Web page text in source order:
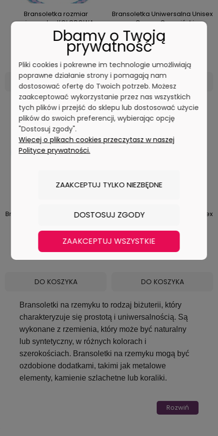
Bransoletka rozmiar
uniwersalny KOLOROWA
ekoskóra Czerwiński
59,00 zł
DO KOSZYKA
Bransoletka Uniwersalna Unisex
- Czarna Czerwiński
59,00 zł
DO KOSZYKA
Bransoletka Uniwersalna Unisex
59,00 zł
DO KOSZYKA
Bransoletka Uniwersalna Unisex
59,00 zł
DO KOSZYKA
Bransoletki na rzemyku to rodzaj biżuterii, który
charakteryzuje się prostotą i uniwersalnością. Są
wykonane z rzemienia, który może być naturalny
lub syntetyczny, w różnych kolorach i
szerokościach. Bransoletki na rzemyku mogą być
ozdobione dodatkami, takimi jak metalowe
elementy, kamienie szlachetne lub koraliki.
Do najpopularniejszych rodzajów bransoletek na
Rozwiń
Dbamy o Twoją
prywatność
Pliki cookies i pokrewne im technologie umożliwiają
poprawne działanie strony i pomagają nam
dostosować ofertę do Twoich potrzeb. Możesz
zaakceptować wykorzystanie przez nas wszystkich
tych plików i przejść do sklepu lub dostosować użycie
plików do swoich preferencji, wybierając opcję
"Dostosuj zgody".
Więcej o plikach cookies przeczytasz w naszej
Polityce prywatności.
ZAAKCEPTUJ TYLKO NIEZBĘDNE
DOSTOSUJ ZGODY
ZAAKCEPTUJ WSZYSTKIE